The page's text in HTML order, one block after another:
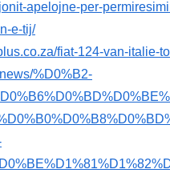
apelojne-per-
e-tij/
fiat-124-van-italie-
%D0%B2-